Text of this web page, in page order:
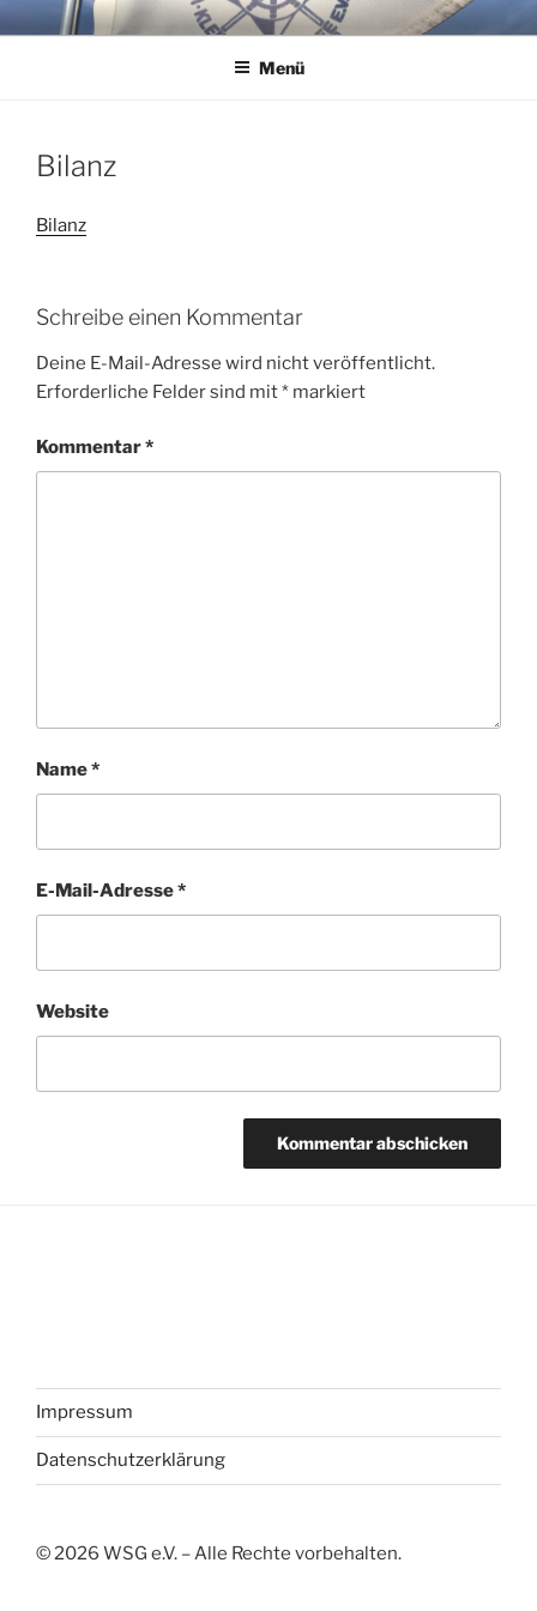
Zum
InhaltWSG KLEINER WANNSEE E.V.
Immer eine handbreit Wasser unterm Kiel.
Menü
Bilanz
Bilanz
Schreibe einen Kommentar
Deine E-Mail-Adresse wird nicht veröffentlicht.
Erforderliche Felder sind mit* markiert
Kommentar*
Name*
E-Mail-Adresse*
Website
Impressum
Datenschutzerklärung
© 2026 WSG e.V. – Alle Rechte vorbehalten.